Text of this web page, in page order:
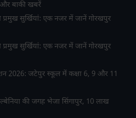
बाकी खबरें
सुर्खियां: एक नजर में जानें गोरखपुर
सुर्खियां: एक नजर में जानें गोरखपुर
2026: जटेपुर स्कूल में कक्षा 6, 9 और 11
की जगह भेजा सिंगापुर, 10 लाख